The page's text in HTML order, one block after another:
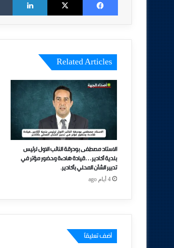
Related Articles
الاستاد مصطفى بودرقة النائب الاول لرئيس
بلدية أكادير…قيادة هادءة وحضور مؤتر في
تدبير الشأن المحلي بأكادير.
4 أيام ago
أضف تعليقاً